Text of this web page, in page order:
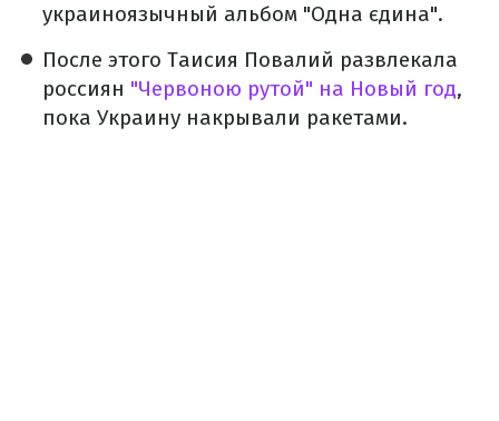
украиноязычный альбом "Одна єдина".
После этого Таисия Повалий развлекала
россиян "Червоною рутой" на Новый год,
пока Украину накрывали ракетами.